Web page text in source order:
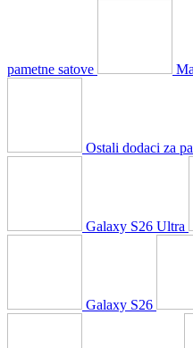
pametne satove
Ostali dodaci za
Galaxy S26 Ultra
Galaxy S26